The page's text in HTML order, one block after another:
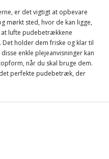
er det vigtigt at opbevare
mørkt sted, hvor de kan ligge,
at lufte pudebetrækkene
holder dem friske og klar til
enkle plejeanvisninger kan
når du skal bruge dem.
perfekte pudebetræk, der